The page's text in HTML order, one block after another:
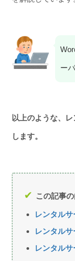
ー
以上のような、
します。
この記事
レンタル
レンタル
レンタル